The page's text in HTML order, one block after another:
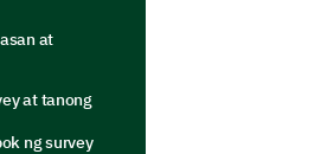
at
at tanong
ng survey